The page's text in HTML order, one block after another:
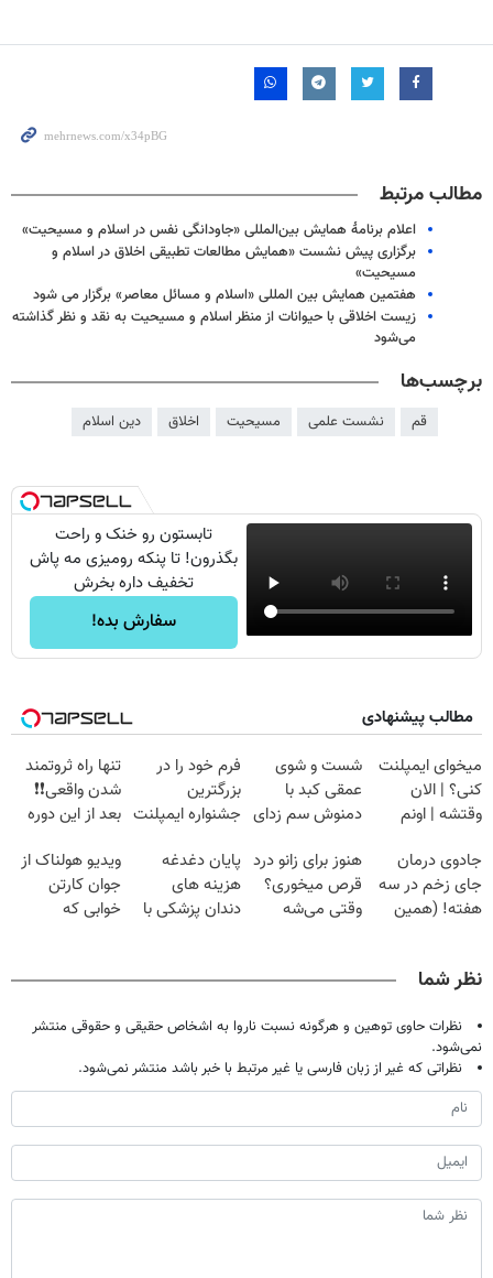
مطالب مرتبط
اعلام برنامۀ همایش بین‌المللی «جاودانگی نفس در اسلام و مسیحیت»
برگزاری پیش نشست «همایش مطالعات تطبیقی اخلاق در اسلام و
مسیحیت»
هفتمین همایش بین المللی «اسلام و مسائل معاصر» برگزار می شود
زیست اخلاقی با حیوانات از منظر اسلام و مسیحیت به نقد و نظر گذاشته
می‌شود
برچسب‌ها
قم نشست علمی مسیحیت اخلاق دین اسلام
تابستون رو خنک و راحت
بگذرون! تا پنکه رومیزی مه پاش
تخفیف داره بخرش
سفارش بده!
مطالب پیشنهادی
میخوای ایمپلنت
کنی؟ | الان
وقتشه | اونم
میلیون تومان!!!
شست و شوی
عمقی کبد با
دمنوش سم زدای
فرم خود را در
بزرگترین
جشنواره ایمپلنت
فقط ۲۵ میلیون
تنها راه ثروتمند
شدن واقعی❗❗
بعد از این دوره
در بیار😍
جادوی درمان
جای زخم در سه
هفته! (همین
هنوز برای زانو درد
قرص میخوری؟
وقتی می‌شه
پایان دغدغه
هزینه های
دندان پزشکی با
ویدیو هولناک از
جوان کارتن
خوابی که
نظر شما
نظرات حاوی توهین و هرگونه نسبت ناروا به اشخاص حقیقی و حقوقی منتشر
نمی‌شود.
نظراتی که غیر از زبان فارسی یا غیر مرتبط با خبر باشد منتشر نمی‌شود.